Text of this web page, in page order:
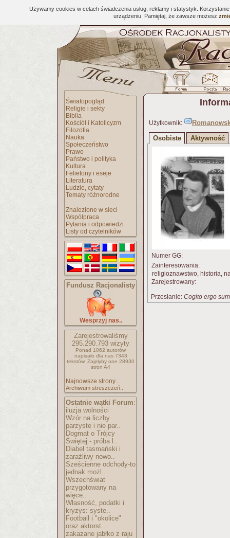
Używamy cookies w celach świadczenia usług, reklamy i statystyk.
urządzeniu. Pamiętaj, że zawsze możesz
Światopogląd
Religie i sekty
Biblia
Kościół i Katolicyzm
Filozofia
Nauka
Społeczeństwo
Prawo
Państwo i polityka
Kultura
Felietony i eseje
Literatura
Ludzie, cytaty
Tematy różnorodne
Znalezione w sieci
Współpraca
Pytania i odpowiedzi
Listy od czytelników
Fundusz Racjonalisty
Wesprzyj nas..
Zarejestrowaliśmy
295.290.793 wizyty
Ponad 1062 autorów
napisało dla nas 7343
tekstów. Zajęłyby one 28930
stron A4
Najnowsze strony..
Archiwum streszczeń..
Ostatnie wątki Forum:
iluzja wolności
Wzór na liczby
parzyste i nie par..
Dogmat o Trójcy
Świętej - próba l..
Diabeł tasmański i
zaraźliwy nowo..
Sześcienne odchody-to
jednak możl..
Wszechświat
przygotowany na
więce..
Własność, podatki i
kryzys: syste..
Football i "okolice"
oraz aktorst..
zakazane jabłko z raju
Użytkownik:
Osobiste
Aktywność
Numer GG:
Zainteresowania:
religioznawstwo, historia,
Zarejestrowany:
Przesłanie: Cogito ergo sum